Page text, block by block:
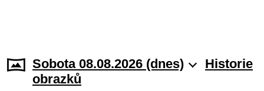
Sobota 08.08.2026 (dnes)
Historie
obrazků